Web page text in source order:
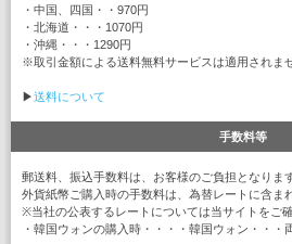
・中国、四国・・970円
・北海道・・・1070円
・沖縄・・・1290円
※取引金額による送料無料サービスは適用されま
▶送料について
手数料等
郵送料、振込手数料は、お客様のご負担となります
外貨紙幣ご購入時の手数料は、為替レートに含ま
※当社の公表するレートについては当サイトをご確
・韓国ウォンの購入時・・・・韓国ウォン・・・